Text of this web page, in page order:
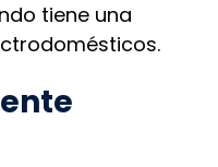
tiene una